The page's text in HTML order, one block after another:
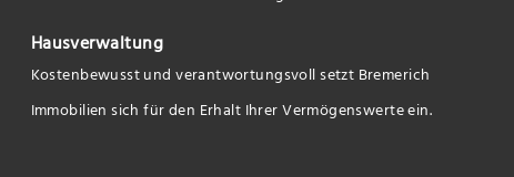
Hausverwaltung
Kostenbewusst und verantwortungsvoll setzt Bremerich
Immobilien sich für den Erhalt Ihrer Vermögenswerte ein.